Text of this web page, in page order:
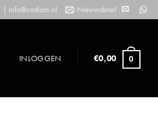
| info@vodiam.nl Nieuwsbrief
INLOGGEN €0,00 0